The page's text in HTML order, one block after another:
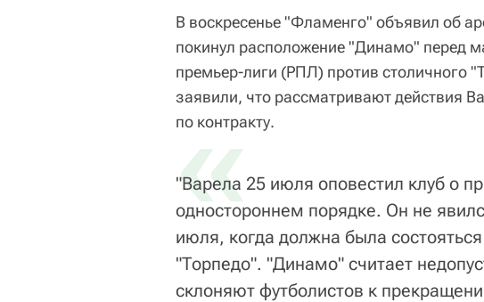
В воскресенье "Фламенго" объявил об
покинул расположение "Динамо" перед
премьер-лиги (РПЛ) против столичного
заявили, что рассматривают действия
по контракту.
«
"Варела 25 июля оповестил клуб о
одностороннем порядке. Он не
июля, когда должна была
"Торпедо". "Динамо" считает
склоняют футболистов к